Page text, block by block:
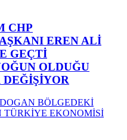
CHP
EREN ALİ
GEÇTİ
OLDUĞU